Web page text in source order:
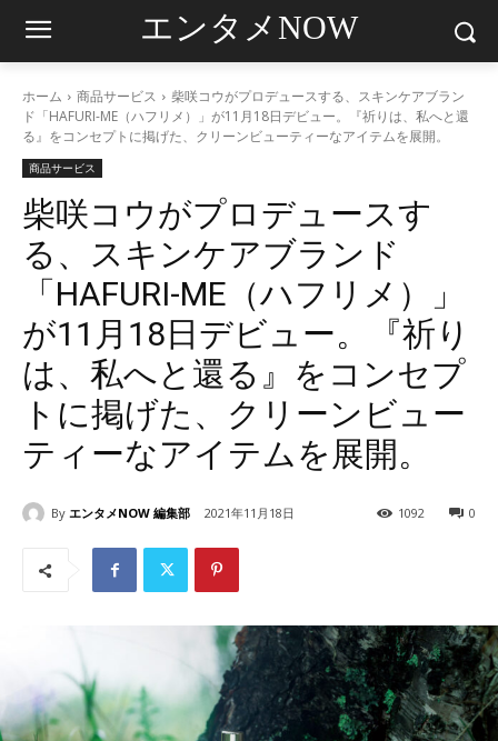
エンタメNOW
ホーム 商品サービス
柴咲コウがプロデュースする、スキンケアブラン
ド「HAFURI-ME（ハフリメ）」が11月18日デビュー。『祈りは、私へと還
る』をコンセプトに掲げた、クリーンビューティーなアイテムを展開。
商品サービス
柴咲コウがプロデュースす
る、スキンケアブランド
「HAFURI-ME（ハフリメ）」
が11月18日デビュー。『祈り
は、私へと還る』をコンセプ
トに掲げた、クリーンビュー
ティーなアイテムを展開。
By エンタメNOW 編集部 2021年11月18日 0
1092